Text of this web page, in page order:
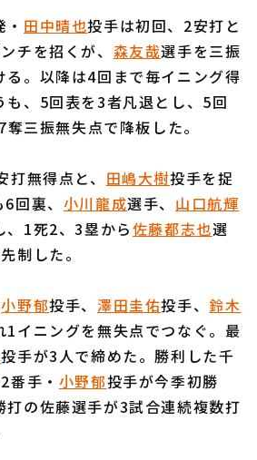
リーンズ
バファローズ
ンクホークス
プライバシーポリシー
く）
田中晴也投手は初回、2安打と
チを招くが、 森友哉選手を三振
る。以降は4回まで毎イニング得
も、5回表を3者凡退とし、5回
三振無失点で降板した。
無得点と、 田嶋大樹投手を捉
回裏、 小川龍成選手、 山口航輝
、1死2、3塁から佐藤都志也選
制した。
小野郁投手、澤田圭佑投手、鈴木
1イニングを無失点でつなぐ。最
投手が3人で締めた。勝利した千
番手・ 小野郁投手が今季初勝
打の佐藤選手が3試合連続複数打